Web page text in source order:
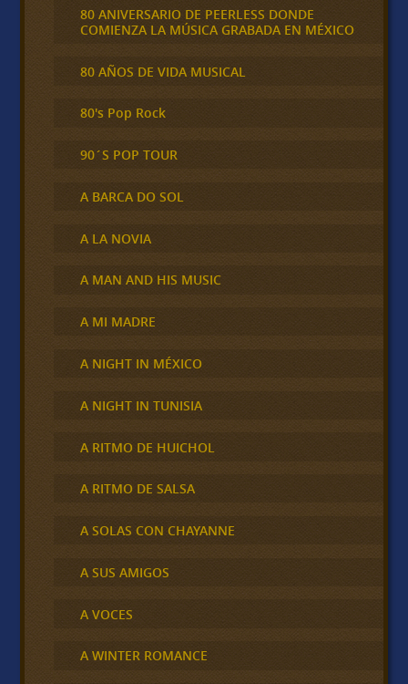
80 ANIVERSARIO DE PEERLESS DONDE
COMIENZA LA MÚSICA GRABADA EN MÉXICO
80 AÑOS DE VIDA MUSICAL
80's Pop Rock
90´S POP TOUR
A BARCA DO SOL
A LA NOVIA
A MAN AND HIS MUSIC
A MI MADRE
A NIGHT IN MÉXICO
A NIGHT IN TUNISIA
A RITMO DE HUICHOL
A RITMO DE SALSA
A SOLAS CON CHAYANNE
A SUS AMIGOS
A VOCES
A WINTER ROMANCE